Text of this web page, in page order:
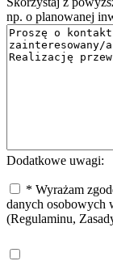
np. o planowanej
Dodatkowe uwagi:
* Wyrażam
danych osobowych
(Regulaminu,